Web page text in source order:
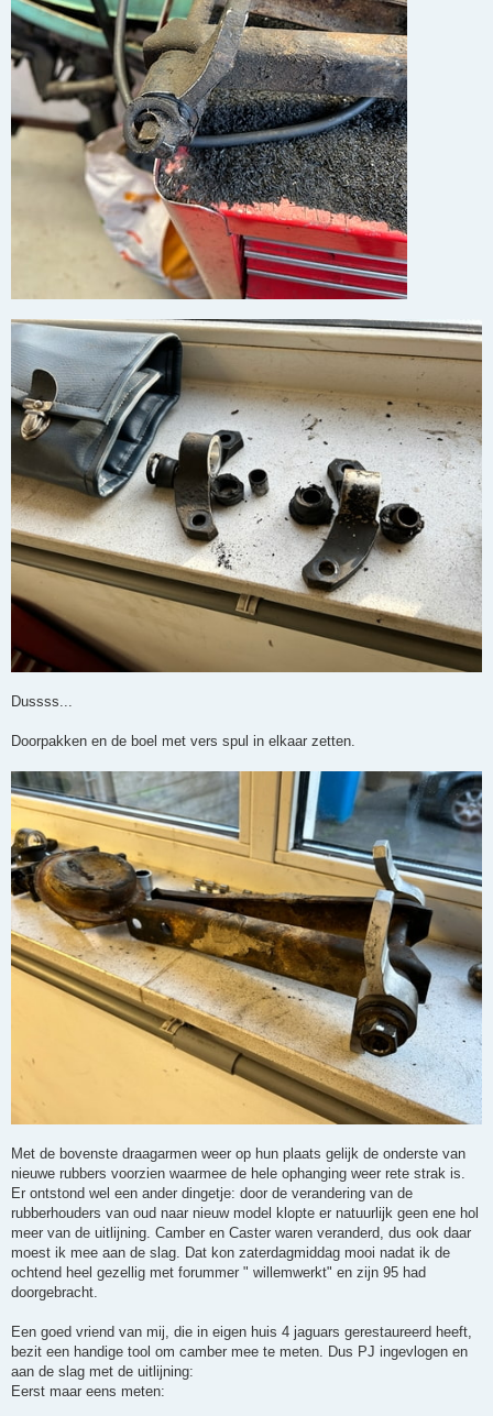
Dussss...
Doorpakken en de boel met vers spul in elkaar zetten.
Met de bovenste draagarmen weer op hun plaats gelijk de onderste van
nieuwe rubbers voorzien waarmee de hele ophanging weer rete strak is.
Er ontstond wel een ander dingetje: door de verandering van de
rubberhouders van oud naar nieuw model klopte er natuurlijk geen ene hol
meer van de uitlijning. Camber en Caster waren veranderd, dus ook daar
moest ik mee aan de slag. Dat kon zaterdagmiddag mooi nadat ik de
ochtend heel gezellig met forummer " willemwerkt" en zijn 95 had
doorgebracht.
Een goed vriend van mij, die in eigen huis 4 jaguars gerestaureerd heeft,
bezit een handige tool om camber mee te meten. Dus PJ ingevlogen en
aan de slag met de uitlijning:
Eerst maar eens meten: